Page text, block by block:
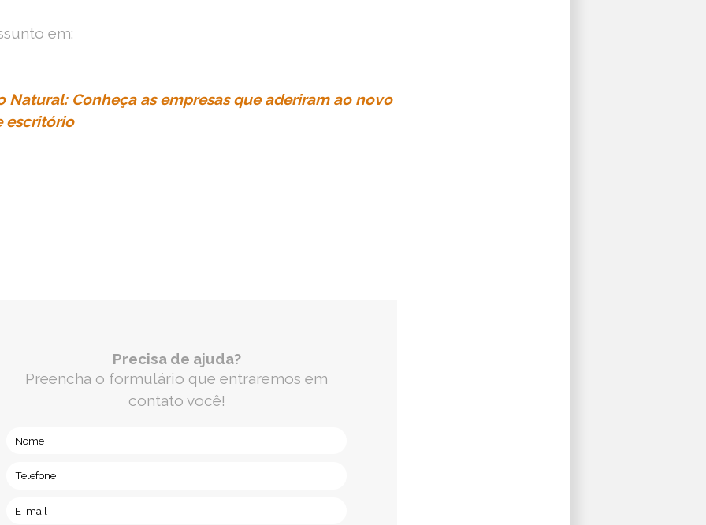
em:
Natural: Conheça as empresas que aderiram ao novo
escritório
Precisa de ajuda?
Preencha o formulário que entraremos em
contato você!